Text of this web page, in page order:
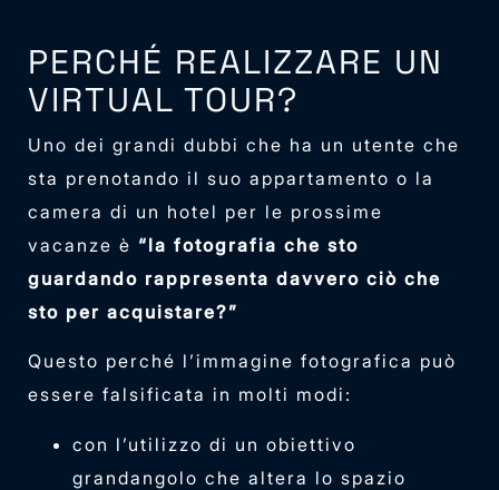
PERCHÉ REALIZZARE UN
VIRTUAL TOUR?
Uno dei grandi dubbi che ha un utente che
sta prenotando il suo appartamento o la
camera di un hotel per le prossime
vacanze è “la fotografia che sto
guardando rappresenta davvero ciò che
sto per acquistare?”
Questo perché l’immagine fotografica può
essere falsificata in molti modi:
con l’utilizzo di un obiettivo
grandangolo che altera lo spazio